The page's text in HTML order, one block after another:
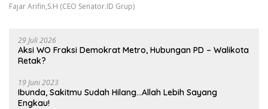
Fajar Arifin,S.H (CEO Senator.ID Grup)
29 Juli 2026
Aksi WO Fraksi Demokrat Metro, Hubungan PD – Walikota
Retak?
19 Juni 2023
Ibunda, Sakitmu Sudah Hilang…Allah Lebih Sayang
Engkau!